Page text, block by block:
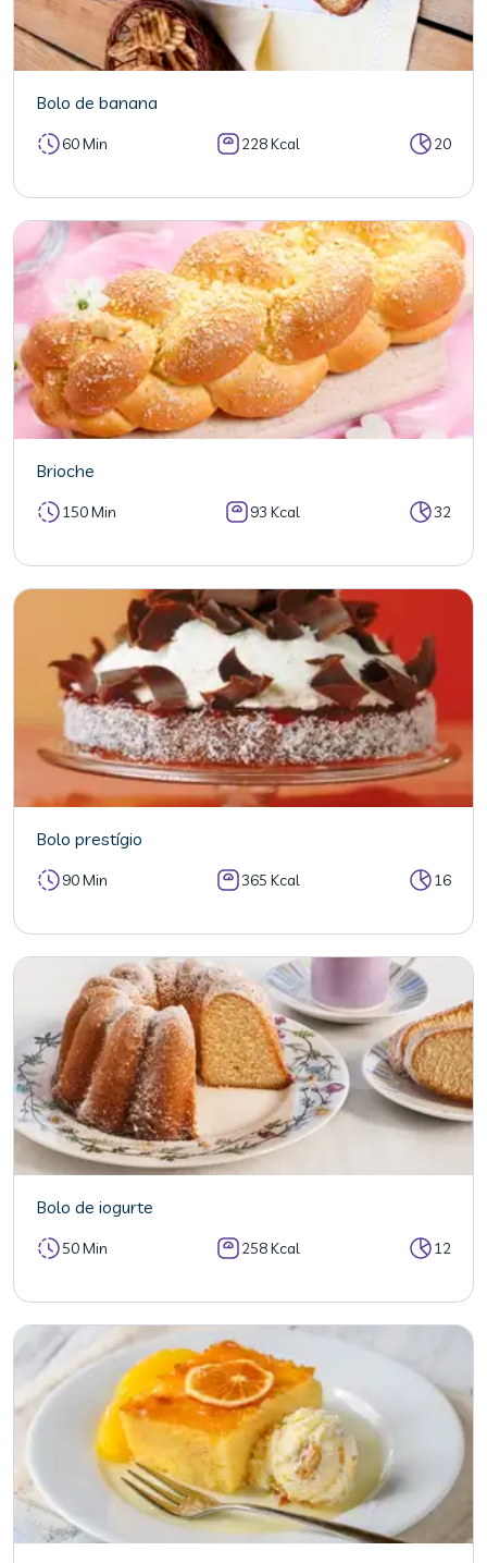
Bolo de banana
60 Min 228 Kcal 20
Brioche
150 Min 93 Kcal 32
Bolo prestígio
90 Min 365 Kcal 16
Bolo de iogurte
50 Min 258 Kcal 12